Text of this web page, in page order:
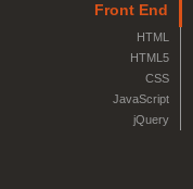
Front End
HTML
HTML5
CSS
JavaScript
jQuery